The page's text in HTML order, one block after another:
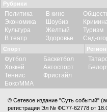
Рубрики
Политика
Экономика
Культура
В театр
В кино
Шоубиз
Желтый
Здоровье
Туризм
Сад-
Спорт
Футбол
Хоккей
Теннис
Бокс/ММА
Баскетбол
Автоспорт
Фристайл
© Сетевое издание "Суть событий"
регистрации Эл № ФС77-62778 от